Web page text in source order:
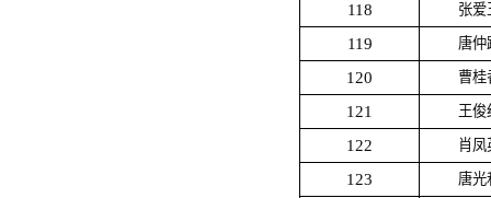
118 张爱
119 唐仲
120 曹桂
121 王俊
122 肖凤
123 唐光